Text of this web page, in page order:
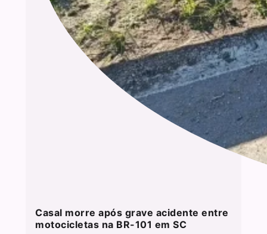
Casal morre após grave acidente entre
motocicletas na BR-101 em SC